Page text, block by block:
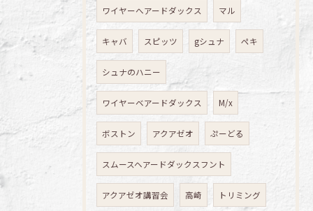
ワイヤーへアードダックス マル
キャバ スピッツ gシュナ ペキ
シュナのハニー
ワイヤーベアードダックス M/x
ボストン アクアゼオ ぷーどる
スムースヘアードダックスフント
アクアゼオ講習会 高崎 トリミング